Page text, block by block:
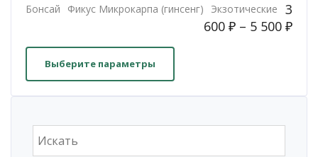
Бонсай Фикус Микрокарпа (гинсенг) Экзотические
3
600 ₽ – 5 500 ₽
Выберите параметры
несколько
Опции